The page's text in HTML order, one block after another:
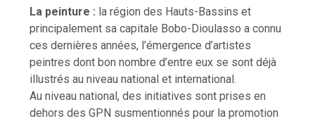
La peinture : la région des Hauts-Bassins et
principalement sa capitale Bobo-Dioulasso a connu
ces dernières années, l’émergence d’artistes
peintres dont bon nombre d’entre eux se sont déjà
illustrés au niveau national et international.
Au niveau national, des initiatives sont prises en
dehors des GPN susmentionnés pour la promotion